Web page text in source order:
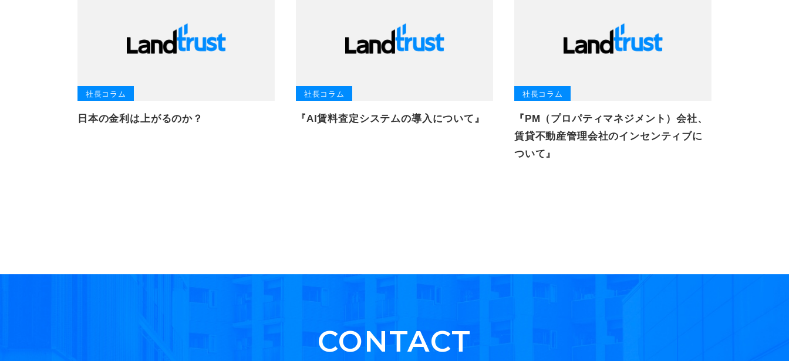
社長コラム
日本の金利は上がるのか？
社長コラム
『AI賃料査定システムの導入について』
社長コラム
『PM（プロパティマネジメント）会社、
賃貸不動産管理会社のインセンティブに
ついて』
CONTACT